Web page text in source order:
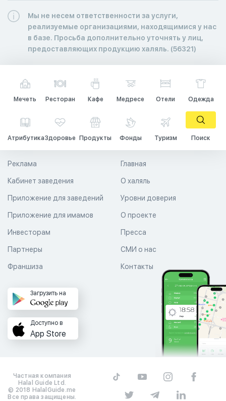
Мы не несем ответственности за услуги,
реализуемые организациями, находящимися у нас
в базе. Просьба дополнительно уточнять у лиц,
предоставляющих продукцию халяль. (56321)
Мечеть Ресторан Кафе Медресе Отели Одежда
АтрибутикаЗдоровье Продукты Фонды Туризм Поиск
Главная
О халяль
Уровни доверия
Реклама
Кабинет заведения
Приложение для заведений
Приложение для имамов О проекте
Пресса
СМИ о нас
Контакты
Инвесторам
Партнеры
Франшиза
Загрузить на
Доступно в
App Store
Частная компания
Halal Guide Ltd.
© 2018 HalalGuide.me
Все права защищены.